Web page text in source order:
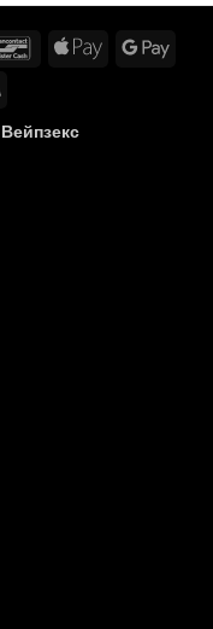
BancontactApple
Вейпзекс